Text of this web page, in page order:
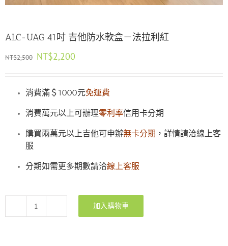
ALC-UAG 41吋 吉他防水軟盒－法拉利紅
NT$2,500 原
價
NT$2,500。
NT$2,200
價
NT$2,200。
消費滿＄1000元免運費
消費萬元以上可辦理零利率信用卡分期
購買兩萬元以上吉他可申辦無卡分期 ，詳情請洽線上客
服
分期如需更多期數請洽線上客服
ALC-
加入購物車